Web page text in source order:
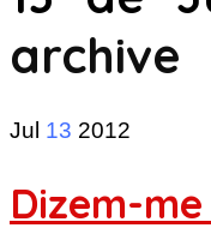
archive
Jul 13 2012
Dizem-